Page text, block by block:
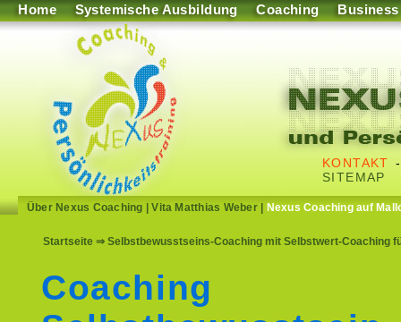
Home Systemische Ausbildung Coaching Business
KONTAKT
SITEMAP
Über Nexus Coaching |Vita Matthias Weber| Nexus Coaching auf
Startseite ⇒ Selbstbewusstseins-Coaching mit Selbstwert-Coaching
Coaching